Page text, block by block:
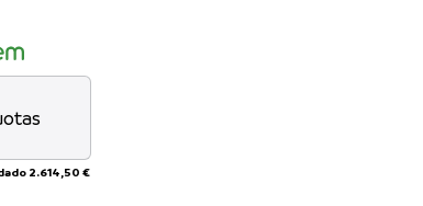
2.614,50 €